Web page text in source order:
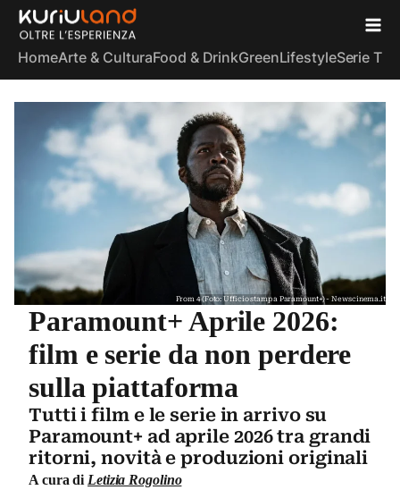
HomeArte & CulturaFood & DrinkGreenLifestyleSerie TV
From 4 (Foto: Ufficio stampa Paramount+) - Newscinema.it
Paramount+ Aprile 2026:
film e serie da non perdere
sulla piattaforma
Tutti i film e le serie in arrivo su
Paramount+ ad aprile 2026 tra grandi
ritorni, novità e produzioni originali
A cura diLetizia Rogolino